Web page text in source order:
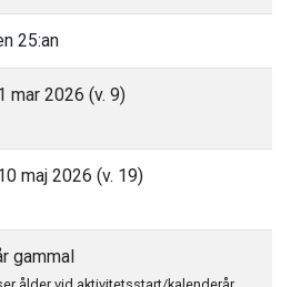
25:an
mar 2026 (v. 9)
maj 2026 (v. 19)
gammal